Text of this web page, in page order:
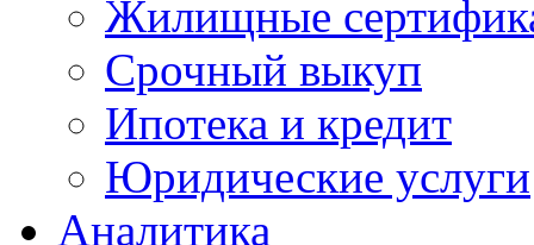
Жилищные
Срочный выкуп
Ипотека и кредит
Юридические услуги
Аналитика